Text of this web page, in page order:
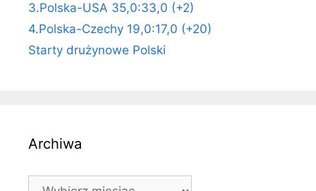
3.Polska-USA 35,0:33,0 (+2)
4.Polska-Czechy 19,0:17,0 (+20)
Starty drużynowe Polski
Archiwa
Archiwa